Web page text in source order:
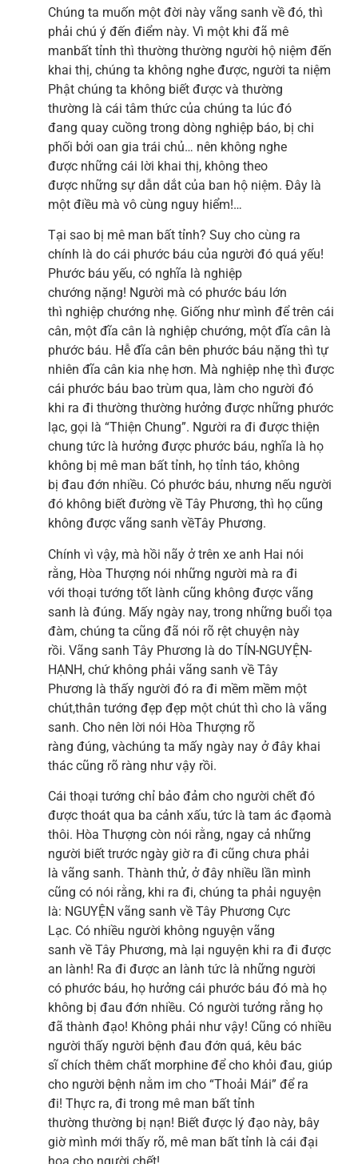
Chúng ta muốn một đời này vãng sanh về đó, thì
phải chú ý đến điểm này. Vì một khi đã mê
manbất tỉnh thì thường thường người hộ niệm đến
khai thị, chúng ta không nghe được, người ta niệm
Phật chúng ta không biết được và thường
thường là cái tâm thức của chúng ta lúc đó
đang quay cuồng trong dòng nghiệp báo, bị chi
phối bởi oan gia trái chủ… nên không nghe
được những cái lời khai thị, không theo
được những sự dẫn dắt của ban hộ niệm. Đây là
một điều mà vô cùng nguy hiểm!…
Tại sao bị mê man bất tỉnh? Suy cho cùng ra
chính là do cái phước báu của người đó quá yếu!
Phước báu yếu, có nghĩa là nghiệp
chướng nặng! Người mà có phước báu lớn
thì nghiệp chướng nhẹ. Giống như mình để trên cái
cân, một đĩa cân là nghiệp chướng, một đĩa cân là
phước báu. Hễ đĩa cân bên phước báu nặng thì tự
nhiên đĩa cân kia nhẹ hơn. Mà nghiệp nhẹ thì được
cái phước báu bao trùm qua, làm cho người đó
khi ra đi thường thường hưởng được những phước
lạc, gọi là “Thiện Chung”. Người ra đi được thiện
chung tức là hưởng được phước báu, nghĩa là họ
không bị mê man bất tỉnh, họ tỉnh táo, không
bị đau đớn nhiều. Có phước báu, nhưng nếu người
đó không biết đường về Tây Phương, thì họ cũng
không được vãng sanh vềTây Phương.
Chính vì vậy, mà hồi nãy ở trên xe anh Hai nói
rằng, Hòa Thượng nói những người mà ra đi
với thoại tướng tốt lành cũng không được vãng
sanh là đúng. Mấy ngày nay, trong những buổi tọa
đàm, chúng ta cũng đã nói rõ rệt chuyện này
rồi. Vãng sanh Tây Phương là do TÍN-NGUYỆN-
HẠNH, chứ không phải vãng sanh về Tây
Phương là thấy người đó ra đi mềm mềm một
chút,thân tướng đẹp đẹp một chút thì cho là vãng
sanh. Cho nên lời nói Hòa Thượng rõ
ràng đúng, vàchúng ta mấy ngày nay ở đây khai
thác cũng rõ ràng như vậy rồi.
Cái thoại tướng chỉ bảo đảm cho người chết đó
được thoát qua ba cảnh xấu, tức là tam ác đạomà
thôi. Hòa Thượng còn nói rằng, ngay cả những
người biết trước ngày giờ ra đi cũng chưa phải
là vãng sanh. Thành thử, ở đây nhiều lần mình
cũng có nói rằng, khi ra đi, chúng ta phải nguyện
là: NGUYỆN vãng sanh về Tây Phương Cực
Lạc. Có nhiều người không nguyện vãng
sanh về Tây Phương, mà lại nguyện khi ra đi được
an lành! Ra đi được an lành tức là những người
có phước báu, họ hưởng cái phước báu đó mà họ
không bị đau đớn nhiều. Có người tưởng rằng họ
đã thành đạo! Không phải như vậy! Cũng có nhiều
người thấy người bệnh đau đớn quá, kêu bác
sĩ chích thêm chất morphine để cho khỏi đau, giúp
cho người bệnh nằm im cho “Thoải Mái” để ra
đi! Thực ra, đi trong mê man bất tỉnh
thường thường bị nạn! Biết được lý đạo này, bây
giờ mình mới thấy rõ, mê man bất tỉnh là cái đại